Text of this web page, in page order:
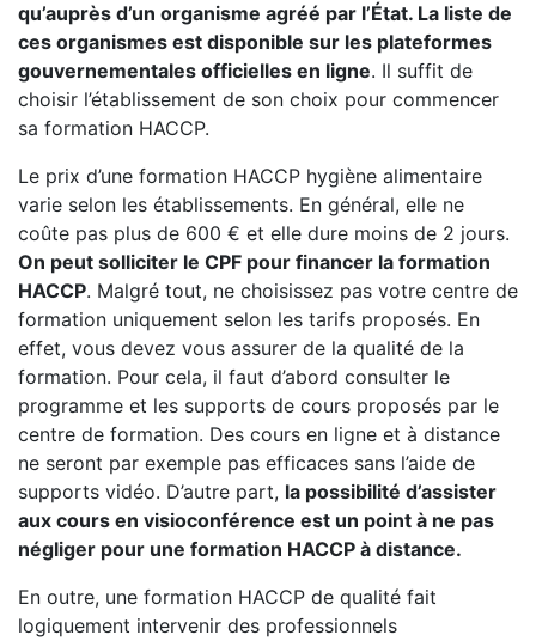
qu’auprès d’un organisme agréé par l’État. La liste de
ces organismes est disponible sur les plateformes
gouvernementales officielles en ligne. Il suffit de
choisir l’établissement de son choix pour commencer
sa formation HACCP.
Le prix d’une formation HACCP hygiène alimentaire
varie selon les établissements. En général, elle ne
coûte pas plus de 600 € et elle dure moins de 2 jours.
On peut solliciter le CPF pour financer la formation
HACCP. Malgré tout, ne choisissez pas votre centre de
formation uniquement selon les tarifs proposés. En
effet, vous devez vous assurer de la qualité de la
formation. Pour cela, il faut d’abord consulter le
programme et les supports de cours proposés par le
centre de formation. Des cours en ligne et à distance
ne seront par exemple pas efficaces sans l’aide de
supports vidéo. D’autre part, la possibilité d’assister
aux cours en visioconférence est un point à ne pas
négliger pour une formation HACCP à distance.
En outre, une formation HACCP de qualité fait
logiquement intervenir des professionnels